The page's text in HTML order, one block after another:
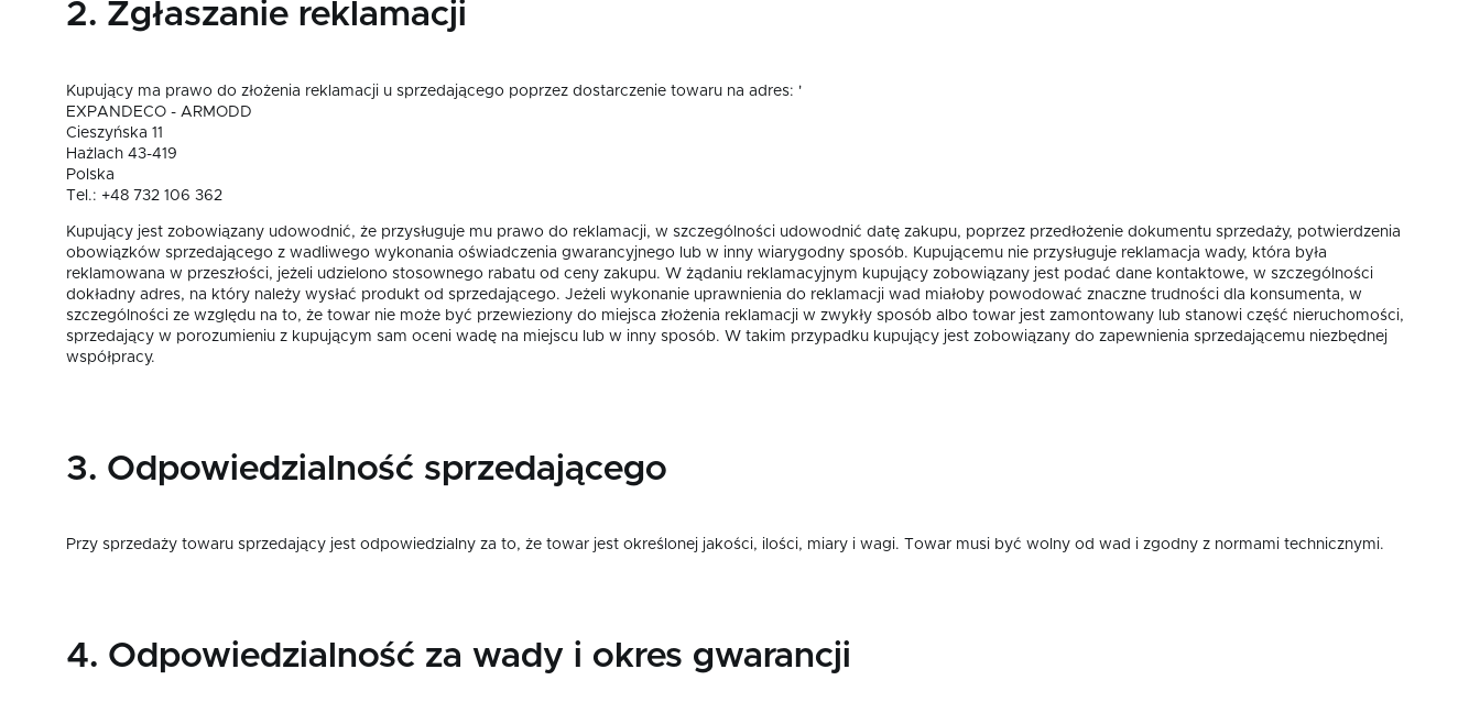
2. Zgłaszanie reklamacji
Kupujący ma prawo do złożenia reklamacji u sprzedającego poprzez dostarczenie towaru na adres: '
EXPANDECO - ARMODD
Cieszyńska 11
Hażlach 43-419
Polska
Tel.: +48 732 106 362
Kupujący jest zobowiązany udowodnić, że przysługuje mu prawo do reklamacji, w szczególności udowodnić datę zakupu, poprzez przedłożenie dokumentu sprzedaży, potwierdzenia
obowiązków sprzedającego z wadliwego wykonania oświadczenia gwarancyjnego lub w inny wiarygodny sposób. Kupującemu nie przysługuje reklamacja wady, która była
reklamowana w przeszłości, jeżeli udzielono stosownego rabatu od ceny zakupu. W żądaniu reklamacyjnym kupujący zobowiązany jest podać dane kontaktowe, w szczególności
dokładny adres, na który należy wysłać produkt od sprzedającego. Jeżeli wykonanie uprawnienia do reklamacji wad miałoby powodować znaczne trudności dla konsumenta, w
szczególności ze względu na to, że towar nie może być przewieziony do miejsca złożenia reklamacji w zwykły sposób albo towar jest zamontowany lub stanowi część nieruchomości,
sprzedający w porozumieniu z kupującym sam oceni wadę na miejscu lub w inny sposób. W takim przypadku kupujący jest zobowiązany do zapewnienia sprzedającemu niezbędnej
współpracy.
3. Odpowiedzialność sprzedającego
Przy sprzedaży towaru sprzedający jest odpowiedzialny za to, że towar jest określonej jakości, ilości, miary i wagi. Towar musi być wolny od wad i zgodny z normami technicznymi.
4. Odpowiedzialność za wady i okres gwarancji